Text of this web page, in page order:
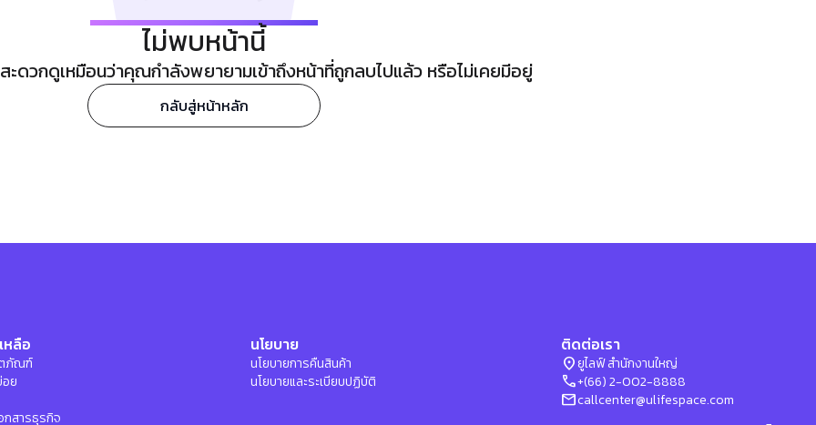
ไม่พบหน้านี้
ะดวกดูเหมือนว่าคุณกำลังพยายามเข้าถึงหน้าที่ถูกลบไปแล้ว หรือไม่เคยมีอยู่
กลับสู่หน้าหลัก
หลือ
ภัณฑ์
ย
กสารธุรกิจ
นโยบาย
นโยบายการคืนสินค้า
นโยบายและระเบียบปฏิบัติ
ติดต่อเรา
location_onยูไลฟ์ สำนักงานใหญ่
phone+(66) 2-002-8888
mailcallcenter@ulifespace.com